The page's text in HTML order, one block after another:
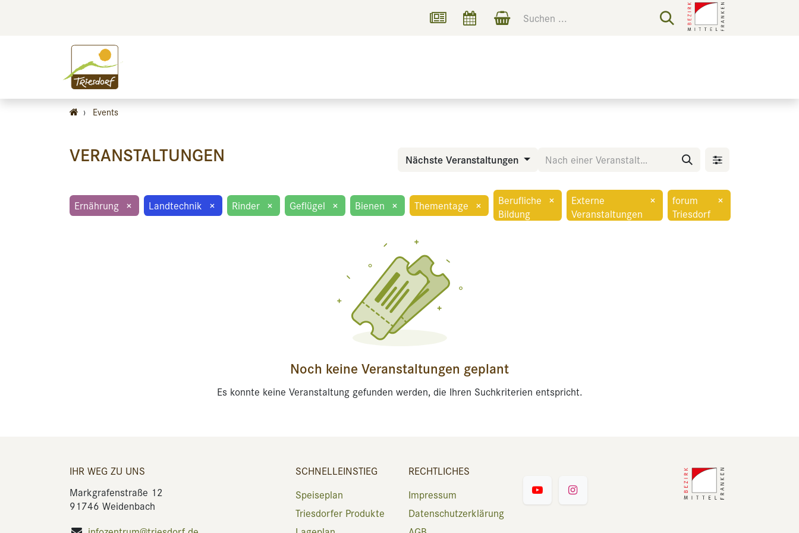
› Events
VERANSTALTUNGEN Nächste Veranstaltungen
Ernährung × Landtechnik × Rinder × Geflügel × Bienen × Thementage ×
Berufliche
Bildung
×
Externe
Veranstaltungen
×
forum
Triesdorf
×
Noch keine Veranstaltungen geplant
Es konnte keine Veranstaltung gefunden werden, die Ihren Suchkriterien entspricht.
IHR WEG ZU UNS
Markgrafenstraße 12
91746 Weidenbach
SCHNELLEINSTIEG
Speiseplan
Triesdorfer Produkte
RECHTLICHES
Impressum
Datenschutzerklärung